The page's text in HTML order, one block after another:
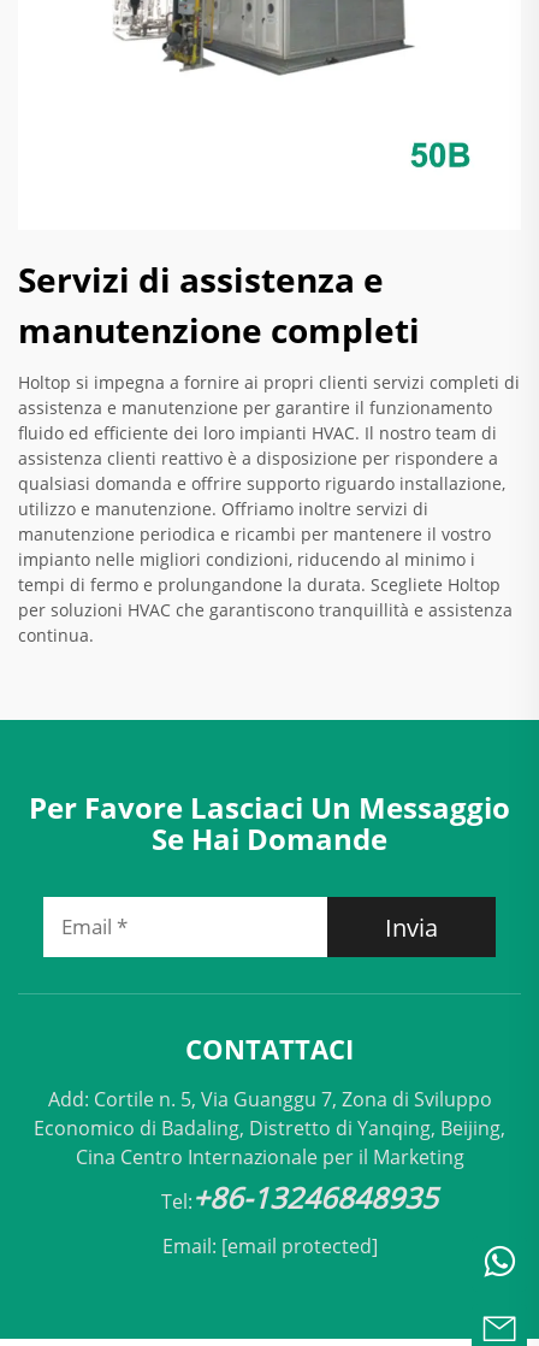
Servizi di assistenza e
manutenzione completi
Holtop si impegna a fornire ai propri clienti servizi completi di
assistenza e manutenzione per garantire il funzionamento
fluido ed efficiente dei loro impianti HVAC. Il nostro team di
assistenza clienti reattivo è a disposizione per rispondere a
qualsiasi domanda e offrire supporto riguardo installazione,
utilizzo e manutenzione. Offriamo inoltre servizi di
manutenzione periodica e ricambi per mantenere il vostro
impianto nelle migliori condizioni, riducendo al minimo i
tempi di fermo e prolungandone la durata. Scegliete Holtop
per soluzioni HVAC che garantiscono tranquillità e assistenza
continua.
Per Favore Lasciaci Un Messaggio
Se Hai Domande
Invia
CONTATTACI
Add: Cortile n. 5, Via Guanggu 7, Zona di Sviluppo
Economico di Badaling, Distretto di Yanqing, Beijing,
Cina Centro Internazionale per il Marketing
Tel:+86-13246848935
Email: [email protected]